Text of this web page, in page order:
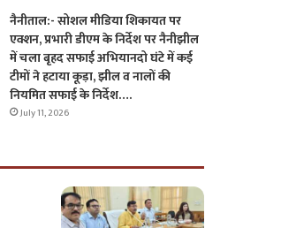
नैनीताल:- सोशल मीडिया शिकायत पर
एक्शन, प्रभारी डीएम के निर्देश पर नैनीझील
में चला बृहद सफाई अभियानदो घंटे में कई
टीमों ने हटाया कूड़ा, झील व नालों की
नियमित सफाई के निर्देश….
July 11, 2026